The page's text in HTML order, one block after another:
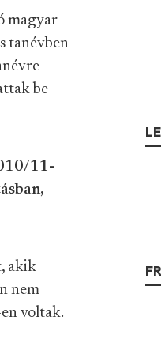
magyar
tanévben
be
11-
akik
nem
voltak.